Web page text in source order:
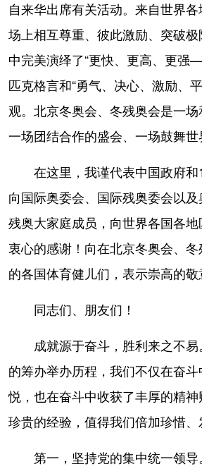
自来华出席有关活动。来自世界
场上相互尊重、彼此激励、突破
中完美演绎了“更快、更高、更
匹克格言和“勇气、决心、激励、
观。北京冬奥会、冬残奥会是一场
一场团结合作的盛会、一场鼓舞世
在这里，我谨代表中国政府和
向国际奥委会、国际残奥委会以及
残奥大家庭成员，向世界各国各
衷心的感谢！向在北京冬奥会、
的各国体育健儿们，表示崇高的敬
同志们、朋友们！
成就源于奋斗，胜利来之不易
的筹办举办历程，我们不仅在奋
悦，也在奋斗中收获了丰厚的精
珍贵的经验，值得我们倍加珍惜、
第一，坚持党的集中统一领导